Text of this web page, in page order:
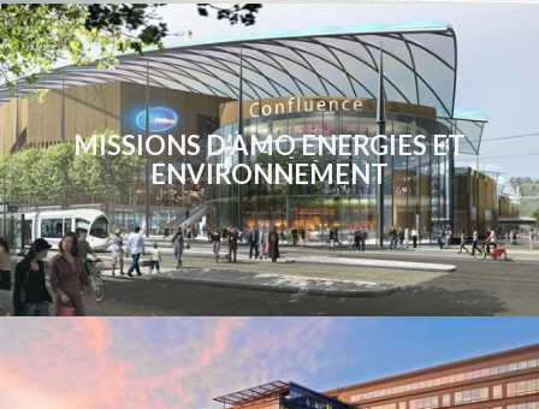
MISSIONS D’AMO ENERGIES ET
ENVIRONNEMENT